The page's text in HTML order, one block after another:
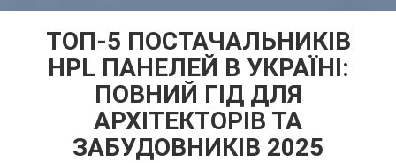
ТОП-5 ПОСТАЧАЛЬНИКІВ
HPL ПАНЕЛЕЙ В УКРАЇНІ:
ПОВНИЙ ГІД ДЛЯ
АРХІТЕКТОРІВ ТА
ЗАБУДОВНИКІВ 2025